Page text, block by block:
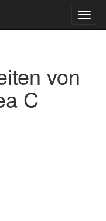
von
C